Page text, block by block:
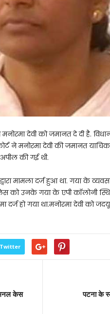
देवी को जमानत दे दी है.
ने मनोरमा देवी की जमानत
की गई थी.
मामला दर्ज हुआ था. गया के
को उनके गया के एपी कॉलोनी
हो गया था.मनोरमा देवी को जदयू
Twitter
केस पटना के